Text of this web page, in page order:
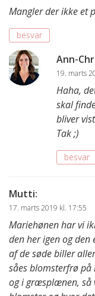
Mangler der ikke et
besvar
Ann-
19. marts
Haha,
skal
bliver
Tak ;)
besvar
Mutti:
17. marts 2019 kl. 17:55
Mariehønen har vi
den her igen og
af de søde biller
såes blomsterfrø
og i græsplænen, så